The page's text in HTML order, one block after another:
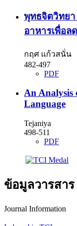
พุทธจิตวิทย
อาหารเพื่อล
กฤศ แก้วสนั่น
482-497
PDF
An Analysis
Language
Tejaniya
498-511
PDF
ข้อมูลวารสาร
Journal Information